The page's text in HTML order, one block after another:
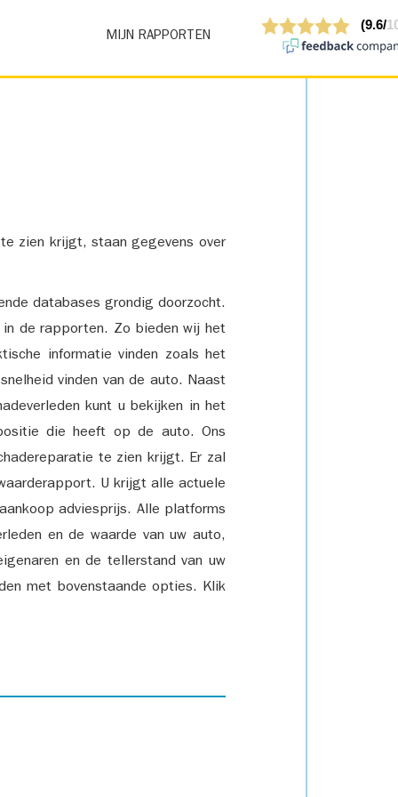
MIJN RAPPORTEN
zien krijgt, staan gegevens over
databases grondig doorzocht.
de rapporten. Zo bieden wij het
informatie vinden zoals het
vinden van de auto. Naast
kunt u bekijken in het
die heeft op de auto. Ons
te zien krijgt. Er zal
U krijgt alle actuele
adviesprijs. Alle platforms
en de waarde van uw auto,
en de tellerstand van uw
met bovenstaande opties. Klik